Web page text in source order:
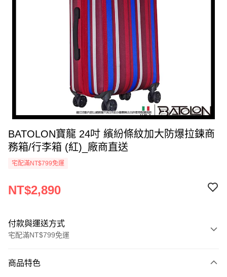
BATOLON寶龍 24吋 繽紛條紋加大防爆拉鍊商
務箱/行李箱 (紅)_廠商直送
宅配滿NT$799免運
NT$2,890
付款與運送方式
宅配滿NT$799免運
icash Pay
商品特色